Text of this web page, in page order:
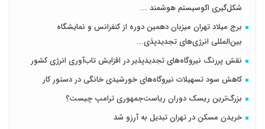
شکل‌گیری اکوسیستم هوشمند ...
برج میلاد تهران میزبان دهمین دوره از کنفرانس و نمایشگاه
بین‌المللی انرژی‌های تجدیدپذی...
نقش پررنگ نیروگاه‌های تجدیدپذیر در افزایش تاب‌آوری انرژی کشور
کاهش سود تسهیلات نیروگاه‌های خورشیدی خانگی در دستور کار
بزرگ‌ترین ریسک دوران ریاست‌جمهوری ترامپ چیست؟
خریدن مسکن در تهران تبدیل به آرزو شد